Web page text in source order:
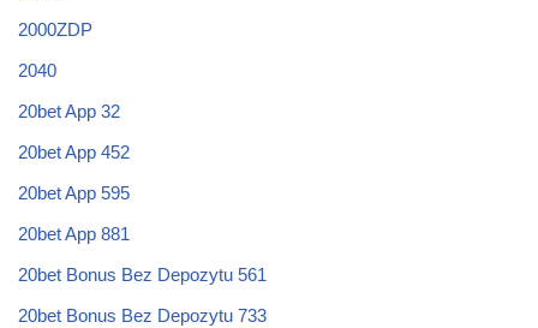
2000ZDP
2040
20bet App 32
20bet App 452
20bet App 595
20bet App 881
20bet Bonus Bez Depozytu 561
20bet Bonus Bez Depozytu 733